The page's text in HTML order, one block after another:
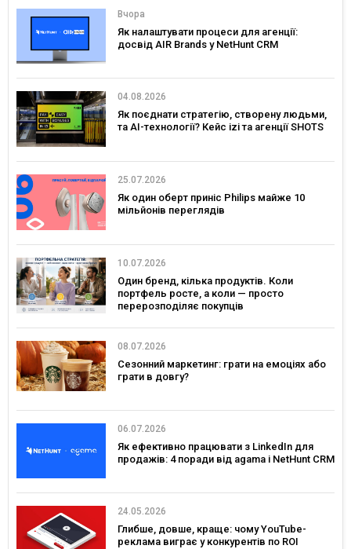
Вчора
Як налаштувати процеси для агенції:
досвід AIR Brands у NetHunt CRM
04.08.2026
Як поєднати стратегію, створену людьми,
та AI-технології? Кейс izi та агенції SHOTS
25.07.2026
Як один оберт приніс Philips майже 10
мільйонів переглядів
10.07.2026
Один бренд, кілька продуктів. Коли
портфель росте, а коли — просто
перерозподіляє покупців
08.07.2026
Сезонний маркетинг: грати на емоціях або
грати в довгу?
06.07.2026
Як ефективно працювати з LinkedIn для
продажів: 4 поради від agama і NetHunt CRM
24.05.2026
Глибше, довше, краще: чому YouTube-
реклама виграє у конкурентів по ROI